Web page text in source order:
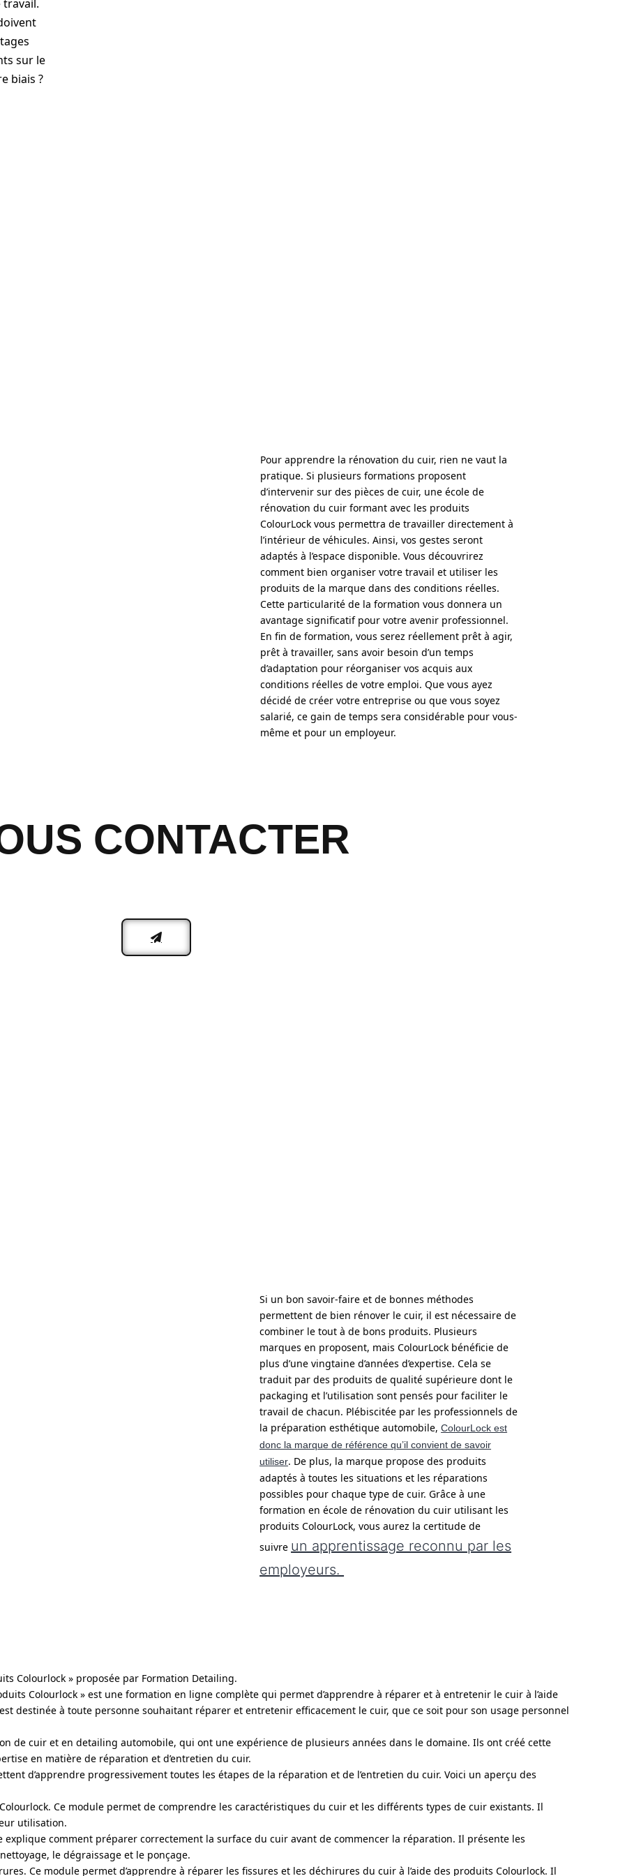
travail.
sur le
biais ?
Pour apprendre la rénovation du cuir, rien ne vaut la
pratique. Si plusieurs formations proposent
d’intervenir sur des pièces de cuir, une école de
rénovation du cuir formant avec les produits
ColourLock vous permettra de travailler directement à
l’intérieur de véhicules. Ainsi, vos gestes seront
adaptés à l’espace disponible. Vous découvrirez
comment bien organiser votre travail et utiliser les
produits de la marque dans des conditions réelles.
Cette particularité de la formation vous donnera un
avantage significatif pour votre avenir professionnel.
En fin de formation, vous serez réellement prêt à agir,
prêt à travailler, sans avoir besoin d’un temps
d’adaptation pour réorganiser vos acquis aux
conditions réelles de votre emploi. Que vous ayez
décidé de créer votre entreprise ou que vous soyez
salarié, ce gain de temps sera considérable pour vous-
même et pour un employeur.
CONTACTER
Si un bon savoir-faire et de bonnes méthodes
permettent de bien rénover le cuir, il est nécessaire de
combiner le tout à de bons produits. Plusieurs
marques en proposent, mais ColourLock bénéficie de
plus d’une vingtaine d’années d’expertise. Cela se
traduit par des produits de qualité supérieure dont le
packaging et l’utilisation sont pensés pour faciliter le
travail de chacun. Plébiscitée par les professionnels de
la préparation esthétique automobile,ColourLock est
donc la marque de référence qu’il convient de savoir
utiliser. De plus, la marque propose des produits
adaptés à toutes les situations et les réparations
possibles pour chaque type de cuir. Grâce à une
formation en école de rénovation du cuir utilisant les
produits ColourLock, vous aurez la certitude de
suivre un apprentissage reconnu par les
employeurs.
Colourlock » proposée par Formation Detailing.
Colourlock » est une formation en ligne complète qui permet d’apprendre à réparer et à entretenir le cuir à l’aide
destinée à toute personne souhaitant réparer et entretenir efficacement le cuir, que ce soit pour son usage personnel
de cuir et en detailing automobile, qui ont une expérience de plusieurs années dans le domaine. Ils ont créé cette
en matière de réparation et d’entretien du cuir.
d’apprendre progressivement toutes les étapes de la réparation et de l’entretien du cuir. Voici un aperçu des
Ce module permet de comprendre les caractéristiques du cuir et les différents types de cuir existants. Il
utilisation.
explique comment préparer correctement la surface du cuir avant de commencer la réparation. Il présente les
le dégraissage et le ponçage.
Ce module permet d’apprendre à réparer les fissures et les déchirures du cuir à l’aide des produits Colourlock. Il